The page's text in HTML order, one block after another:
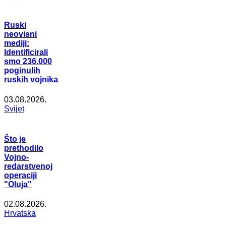
Ruski
neovisni
mediji:
Identificirali
smo 236.000
poginulih
ruskih vojnika
03.08.2026.
Svijet
Što je
prethodilo
Vojno-
redarstvenoj
operaciji
"Oluja"
02.08.2026.
Hrvatska